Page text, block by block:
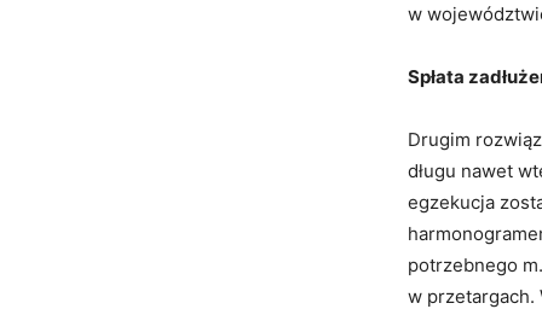
w
Spłata
Drugim
długu nawet
egzekucja
potrzebnego
w przetargach.